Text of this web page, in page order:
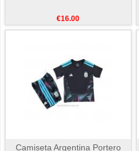
€16.00
Camiseta Argentina Portero